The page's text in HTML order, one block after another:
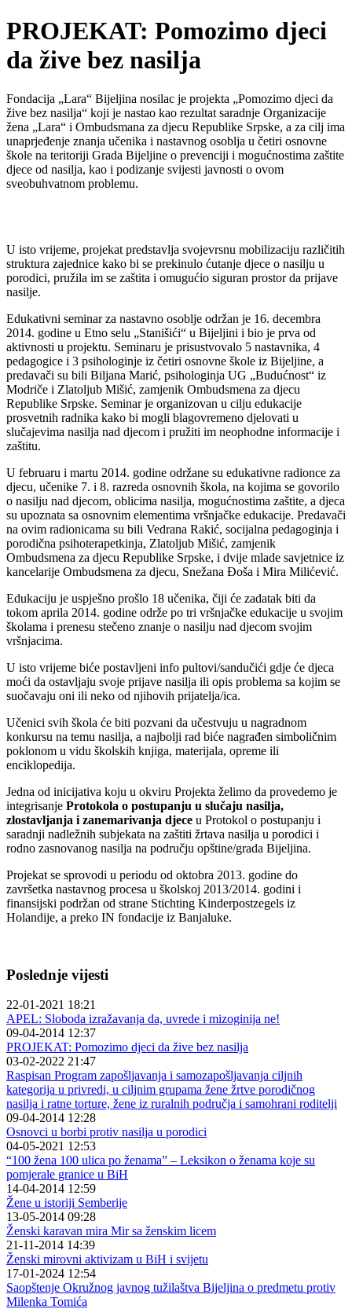
PROJEKAT: Pomozimo djeci
da žive bez nasilja
Fondacija „Lara“ Bijeljina nosilac je projekta „Pomozimo djeci da
žive bez nasilja“ koji je nastao kao rezultat saradnje Organizacije
žena „Lara“ i Ombudsmana za djecu Republike Srpske, a za cilj ima
unaprjeđenje znanja učenika i nastavnog osoblja u četiri osnovne
škole na teritoriji Grada Bijeljine o prevenciji i mogućnostima zaštite
djece od nasilja, kao i podizanje svijesti javnosti o ovom
sveobuhvatnom problemu.
U isto vrijeme, projekat predstavlja svojevrsnu mobilizaciju različitih
struktura zajednice kako bi se prekinulo ćutanje djece o nasilju u
porodici, pružila im se zaštita i omugućio siguran prostor da prijave
nasilje.
Edukativni seminar za nastavno osoblje održan je 16. decembra
2014. godine u Etno selu „Stanišići“ u Bijeljini i bio je prva od
aktivnosti u projektu. Seminaru je prisustvovalo 5 nastavnika, 4
pedagogice i 3 psihologinje iz četiri osnovne škole iz Bijeljine, a
predavači su bili Biljana Marić, psihologinja UG „Budućnost“ iz
Modriče i Zlatoljub Mišić, zamjenik Ombudsmena za djecu
Republike Srpske. Seminar je organizovan u cilju edukacije
prosvetnih radnika kako bi mogli blagovremeno djelovati u
slučajevima nasilja nad djecom i pružiti im neophodne informacije i
zaštitu.
U februaru i martu 2014. godine održane su edukativne radionce za
djecu, učenike 7. i 8. razreda osnovnih škola, na kojima se govorilo
o nasilju nad djecom, oblicima nasilja, mogućnostima zaštite, a djeca
su upoznata sa osnovnim elementima vršnjačke edukacije. Predavači
na ovim radionicama su bili Vedrana Rakić, socijalna pedagoginja i
porodična psihoterapetkinja, Zlatoljub Mišić, zamjenik
Ombudsmena za djecu Republike Srpske, i dvije mlade savjetnice iz
kancelarije Ombudsmena za djecu, Snežana Đoša i Mira Milićević.
Edukaciju je uspješno prošlo 18 učenika, čiji će zadatak biti da
tokom aprila 2014. godine održe po tri vršnjačke edukacije u svojim
školama i prenesu stečeno znanje o nasilju nad djecom svojim
vršnjacima.
U isto vrijeme biće postavljeni info pultovi/sandučići gdje će djeca
moći da ostavljaju svoje prijave nasilja ili opis problema sa kojim se
suočavaju oni ili neko od njihovih prijatelja/ica.
Učenici svih škola će biti pozvani da učestvuju u nagradnom
konkursu na temu nasilja, a najbolji rad biće nagrađen simboličnim
poklonom u vidu školskih knjiga, materijala, opreme ili
enciklopedija.
Jedna od inicijativa koju u okviru Projekta želimo da provedemo je
integrisanje Protokola o postupanju u slučaju nasilja,
zlostavljanja i zanemarivanja djece u Protokol o postupanju i
saradnji nadležnih subjekata na zaštiti žrtava nasilja u porodici i
rodno zasnovanog nasilja na području opštine/grada Bijeljina.
Projekat se sprovodi u periodu od oktobra 2013. godine do
završetka nastavnog procesa u školskoj 2013/2014. godini i
finansijski podržan od strane Stichting Kinderpostzegels iz
Holandije, a preko IN fondacije iz Banjaluke.
Poslednje vijesti
22-01-2021 18:21
APEL: Sloboda izražavanja da, uvrede i mizoginija ne!
09-04-2014 12:37
PROJEKAT: Pomozimo djeci da žive bez nasilja
03-02-2022 21:47
Raspisan Program zapošljavanja i samozapošljavanja ciljnih
kategorija u privredi, u ciljnim grupama žene žrtve porodičnog
nasilja i ratne torture, žene iz ruralnih područja i samohrani roditelji
09-04-2014 12:28
Osnovci u borbi protiv nasilja u porodici
04-05-2021 12:53
“100 žena 100 ulica po ženama” – Leksikon o ženama koje su
pomjerale granice u BiH
14-04-2014 12:59
Žene u istoriji Semberije
13-05-2014 09:28
Ženski karavan mira Mir sa ženskim licem
21-11-2014 14:39
Ženski mirovni aktivizam u BiH i svijetu
17-01-2024 12:54
Saopštenje Okružnog javnog tužilaštva Bijeljina o predmetu protiv
Milenka Tomića